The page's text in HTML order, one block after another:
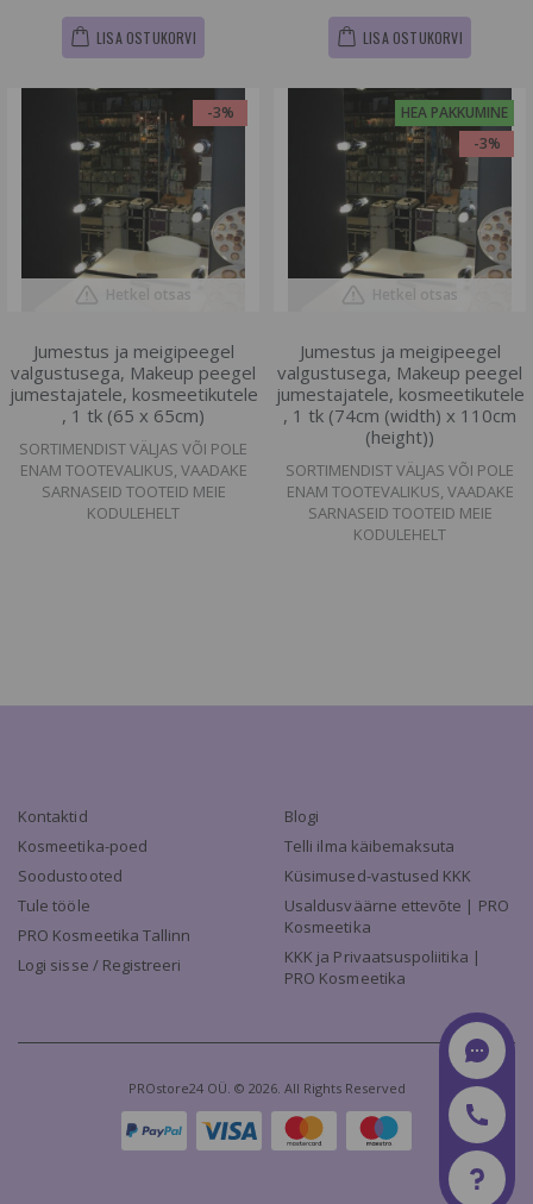
LISA OSTUKORVI LISA OSTUKORVI
-3%
Hetkel otsas
Jumestus ja meigipeegel
valgustusega, Makeup peegel
jumestajatele, kosmeetikutele
, 1 tk (65 x 65cm)
SORTIMENDIST VÄLJAS VÕI POLE
ENAM TOOTEVALIKUS, VAADAKE
SARNASEID TOOTEID MEIE
KODULEHELT
HEA PAKKUMINE
-3%
Hetkel otsas
Jumestus ja meigipeegel
valgustusega, Makeup peegel
jumestajatele, kosmeetikutele
, 1 tk (74cm (width) x 110cm
(height))
SORTIMENDIST VÄLJAS VÕI POLE
ENAM TOOTEVALIKUS, VAADAKE
SARNASEID TOOTEID MEIE
KODULEHELT
Kontaktid
Kosmeetika-poed
Soodustooted
Tule tööle
PRO Kosmeetika Tallinn
Logi sisse / Registreeri
Blogi
Telli ilma käibemaksuta
Küsimused-vastused KKK
Usaldusväärne ettevõte | PRO
Kosmeetika
KKK ja Privaatsuspoliitika |
PRO Kosmeetika
PROstore24 OÜ. © 2026. All Rights Reserved